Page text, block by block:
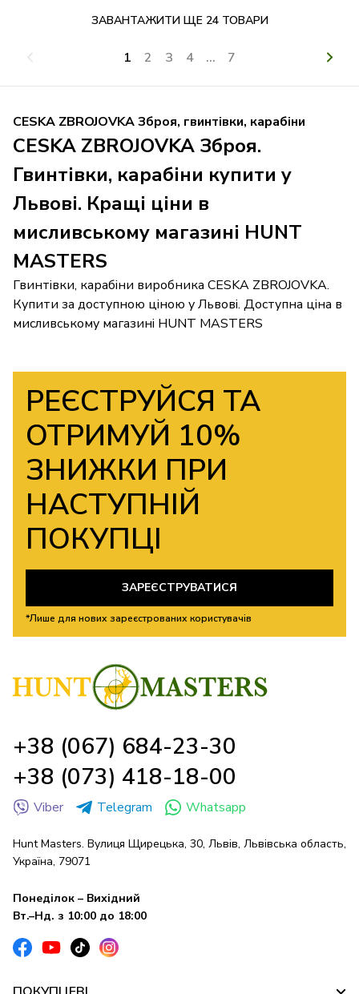
CESKA ZBROJOVKA Зброя, гвинтівки, карабіни
CESKA ZBROJOVKA Зброя.
Гвинтівки, карабіни купити у
Львові. Кращі ціни в
мисливському магазині HUNT
MASTERS
Гвинтівки, карабіни виробника CESKA ZBROJOVKA.
Купити за доступною ціною у Львові. Доступна ціна в
мисливському магазині HUNT MASTERS
ЗАВАНТАЖИТИ ЩЕ 24 ТОВАРИ
1 2 3 4 ... 7
РЕЄСТРУЙСЯ ТА
ОТРИМУЙ 10%
ЗНИЖКИ ПРИ
НАСТУПНІЙ
ПОКУПЦІ
ЗАРЕЄСТРУВАТИСЯ
*Лише для нових зареєстрованих користувачів
+38 (067) 684-23-30
+38 (073) 418-18-00
Viber Telegram Whatsapp
Hunt Masters. Вулиця Щирецька, 30, Львів, Львівська область,
Україна, 79071
Понеділок – Вихідний
Вт.–Нд. з 10:00 до 18:00